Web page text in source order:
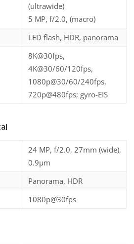
(ultrawide)
5 MP, f/2.0, (macro)
LED flash, HDR, panorama
8K@30fps,
4K@30/60/120fps,
1080p@30/60/240fps,
720p@480fps; gyro-EIS
24 MP, f/2.0, 27mm (wide),
0.9µm
Panorama, HDR
1080p@30fps